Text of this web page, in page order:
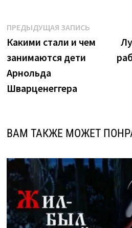
Навигация
по
записям
ПРЕДЫДУЩАЯ ЗАПИСЬ
запись:
Какими стали и чем
занимаются дети
Арнольда
Шварценеггера
ВАМ ТАКЖЕ МОЖЕТ